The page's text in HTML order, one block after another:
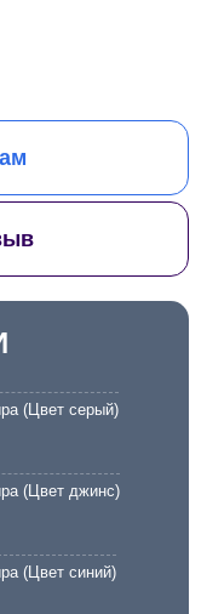
(Цвет серый)
(Цвет джинс)
(Цвет синий)